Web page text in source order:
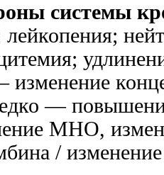
системы
лейкопения;
изменение
—
MHO,
/